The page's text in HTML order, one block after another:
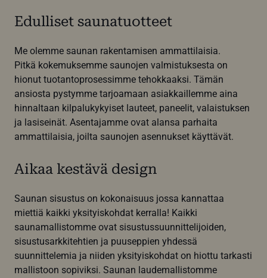
Edulliset saunatuotteet
Me olemme saunan rakentamisen ammattilaisia.
Pitkä kokemuksemme saunojen valmistuksesta on
hionut tuotantoprosessimme tehokkaaksi. Tämän
ansiosta pystymme tarjoamaan asiakkaillemme aina
hinnaltaan kilpalukykyiset lauteet, paneelit, valaistuksen
ja lasiseinät. Asentajamme ovat alansa parhaita
ammattilaisia, joilta saunojen asennukset käyttävät.
Aikaa kestävä design
Saunan sisustus on kokonaisuus jossa kannattaa
miettiä kaikki yksityiskohdat kerralla! Kaikki
saunamallistomme ovat sisustussuunnittelijoiden,
sisustusarkkitehtien ja puuseppien yhdessä
suunnittelemia ja niiden yksityiskohdat on hiottu tarkasti
mallistoon sopiviksi. Saunan laudemallistomme